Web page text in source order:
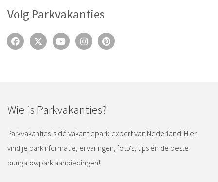
Volg Parkvakanties
Wie is Parkvakanties?
Parkvakanties is dé vakantiepark-expert van Nederland. Hier
vind je parkinformatie, ervaringen, foto's, tips én de beste
bungalowpark aanbiedingen!